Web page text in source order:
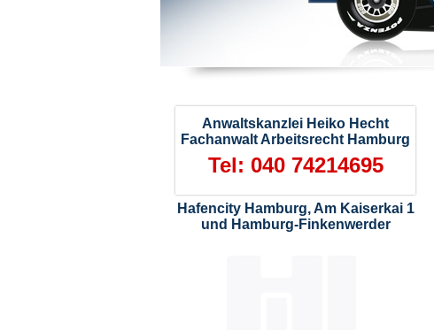
Anwaltskanzlei Heiko Hecht
Fachanwalt Arbeitsrecht Hamburg
Tel: 040 74214695
Hafencity Hamburg, Am Kaiserkai 1
und Hamburg-Finkenwerder